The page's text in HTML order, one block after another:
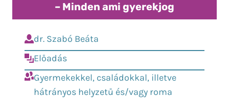
– Minden ami gyerekjog
dr. Szabó Beáta
Előadás
Gyermekekkel, családokkal, illetve
hátrányos helyzetű és/vagy roma